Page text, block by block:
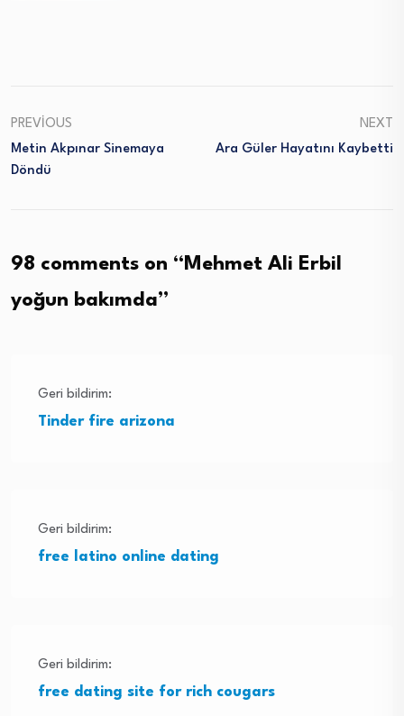
PREVIOUS
Metin Akpınar Sinemaya
Döndü
NEXT
Ara Güler Hayatını Kaybetti
98 comments on “Mehmet Ali Erbil
yoğun bakımda”
Geri bildirim:
Tinder fire arizona
Geri bildirim:
free latino online dating
Geri bildirim:
free dating site for rich cougars